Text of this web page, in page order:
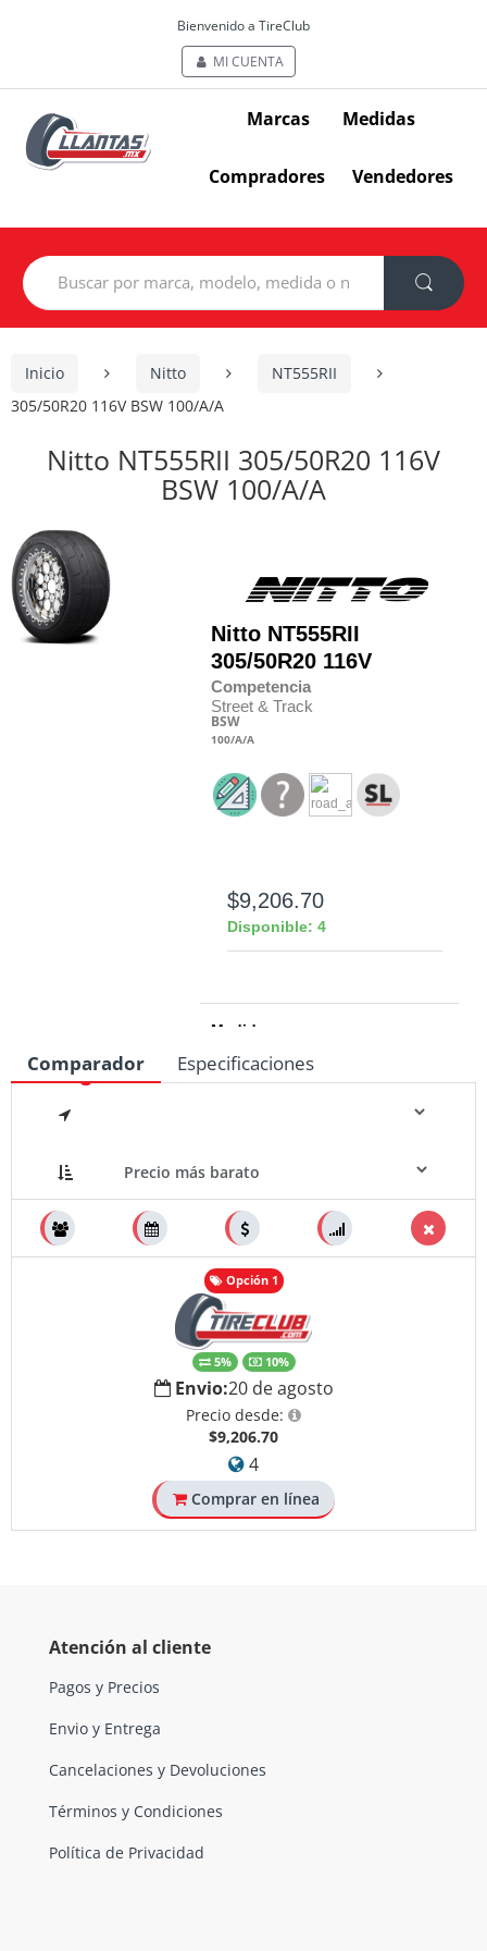
Bienvenido a TireClub
MI CUENTA
Marcas Medidas
Compradores Vendedores
Search
for:
Inicio Nitto
NT555RII
305/50R20 116V BSW 100/A/A
Nitto NT555RII 305/50R20 116V
BSW 100/A/A
Nitto NT555RII
305/50R20 116V
Competencia
Street & Track
BSW
100/A/A
$9,206.70
Disponible: 4
Medidas
Comparador Especificaciones
Opción 1
5% 10%
Envio:20 de agosto
Precio desde:
$9,206.70
4
Comprar en línea
Atención al cliente
Pagos y Precios
Envio y Entrega
Cancelaciones y Devoluciones
Términos y Condiciones
Política de Privacidad